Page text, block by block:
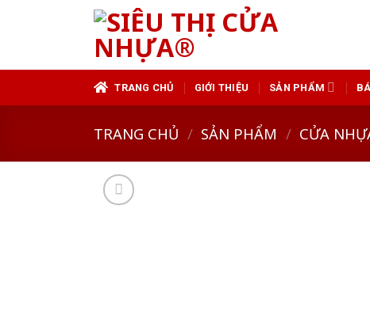
TRANG CHỦ GIỚI THIỆU SẢN PHẨM
TRANG CHỦ / SẢN PHẨM / CỬA